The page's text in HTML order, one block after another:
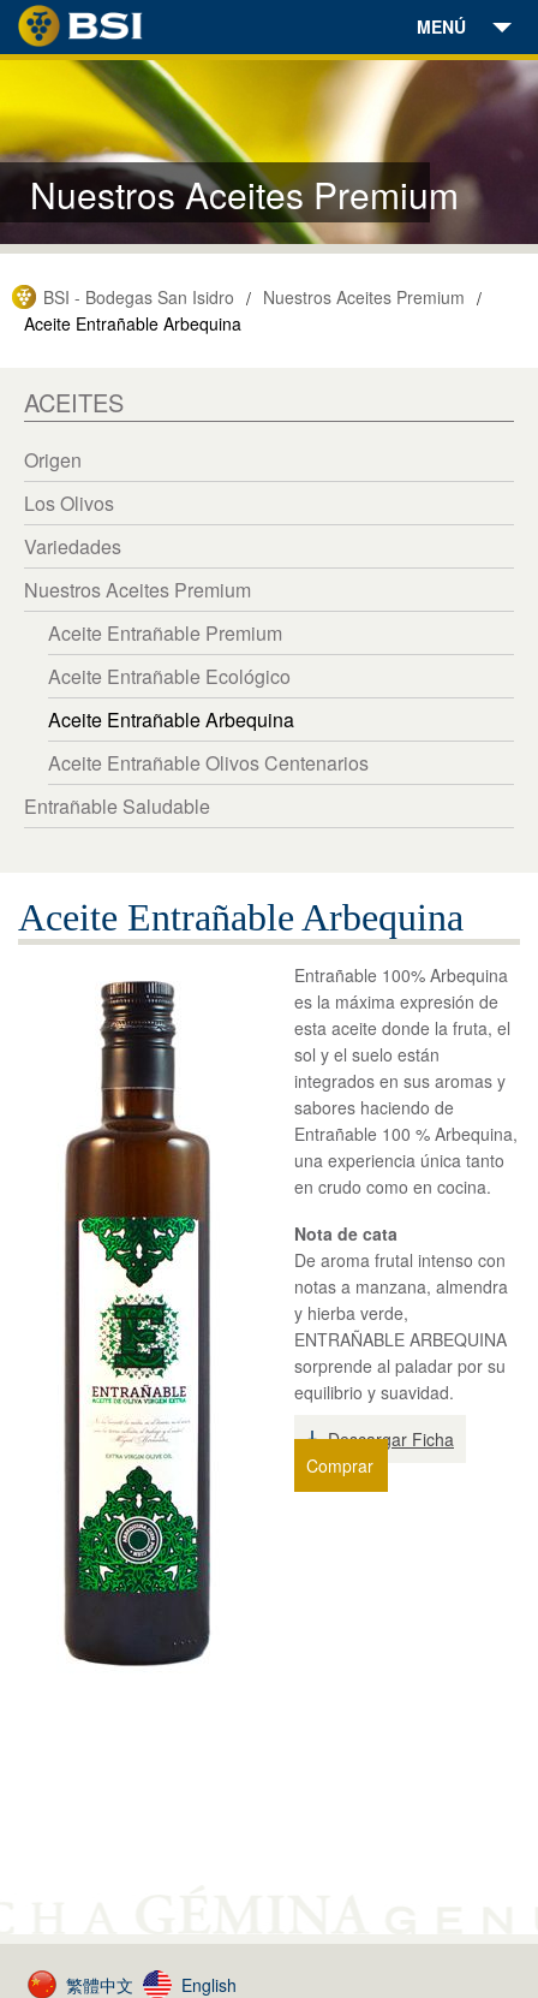
MENÚ
Vinos
Aceites
Enoturismo
Encuéntranos
Contacto
Tienda Online
繁體中文
English
Nuestros Aceites Premium
BSI - Bodegas San Isidro / Nuestros Aceites Premium /
Aceite Entrañable Arbequina
ACEITES
Origen
Los Olivos
Variedades
Nuestros Aceites Premium
Aceite Entrañable Premium
Aceite Entrañable Ecológico
Aceite Entrañable Arbequina
Aceite Entrañable Olivos Centenarios
Entrañable Saludable
Aceite Entrañable Arbequina
Entrañable 100% Arbequina
es la máxima expresión de
esta aceite donde la fruta, el
sol y el suelo están
integrados en sus aromas y
sabores haciendo de
Entrañable 100 % Arbequina,
una experiencia única tanto
en crudo como en cocina.
Nota de cata
De aroma frutal intenso con
notas a manzana, almendra
y hierba verde,
ENTRAÑABLE ARBEQUINA
sorprende al paladar por su
equilibrio y suavidad.
Descargar Ficha
Comprar
繁體中文 English